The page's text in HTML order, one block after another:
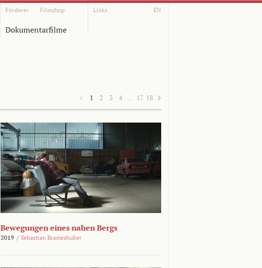
Förderer Filmshop Links EN
Dokumentarfilme
1 2 3 4 … 17 18
Bewegungen eines nahen Bergs
2019 / Sebastian Brameshuber